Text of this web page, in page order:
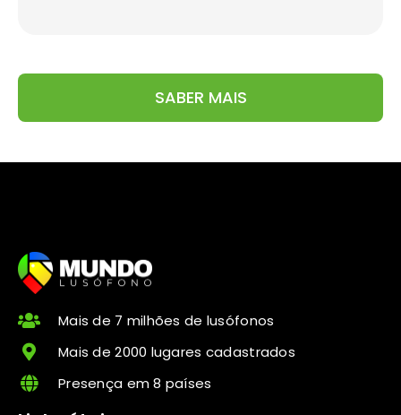
SABER MAIS
Mais de 7 milhões de lusófonos
Mais de 2000 lugares cadastrados
Presença em 8 países